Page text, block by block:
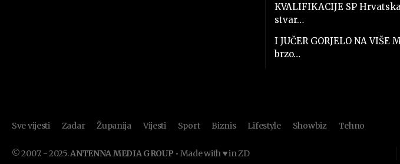
KVALIFIKACIJE SP
stvar…
I JUČER GORJELO NA VIŠE
brzo…
Sve vijesti Zadar Županija Vijesti Sport Biznis Lifestyle Showbiz Tehno
© 2007. - 2025.ANTENNA MEDIA GROUP • Made with ♥ in ZD